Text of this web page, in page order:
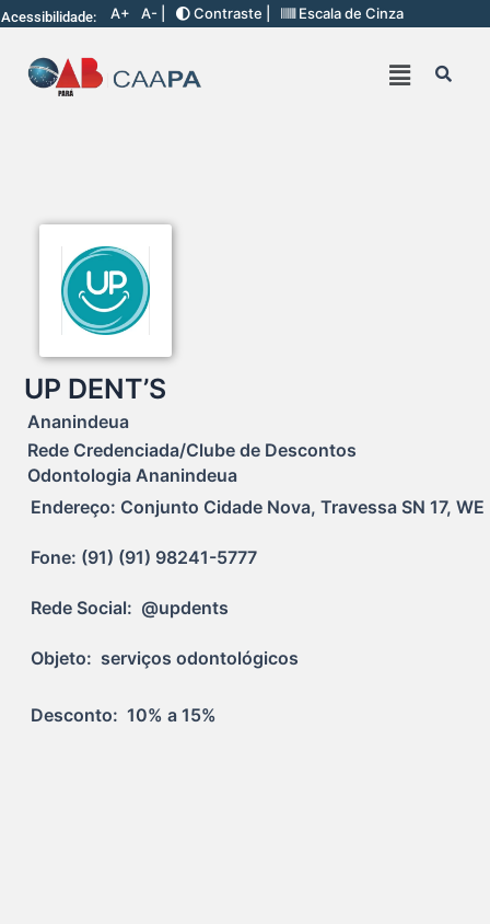
Acessibilidade: A+ A- | Contraste | Escala de Cinza
UP DENT’S
Ananindeua
Rede Credenciada/Clube de Descontos
Odontologia Ananindeua
Endereço: Conjunto Cidade Nova, Travessa SN 17,
Fone: (91) (91) 98241-5777
Rede Social:  @updents
Objeto:  serviços odontológicos
Desconto:  10% a 15%